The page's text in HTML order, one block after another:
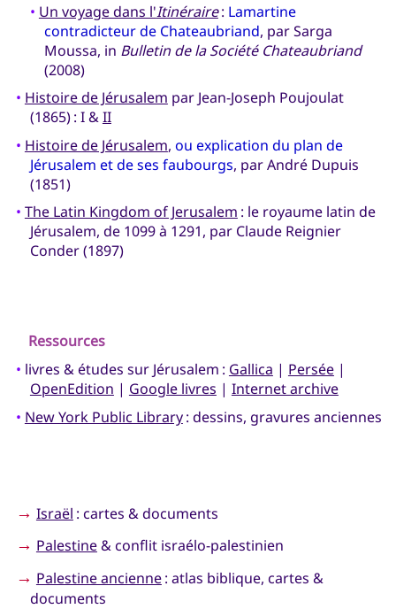
• Un voyage dans l'Itinéraire: Lamartine
contradicteur de Chateaubriand, par Sarga
Moussa, in Bulletin de la Société Chateaubriand
(2008)
• Histoire de Jérusalem par Jean-Joseph Poujoulat
(1865) : I &II
• Histoire de Jérusalem, ou explication du plan de
Jérusalem et de ses faubourgs, par André Dupuis
(1851)
• The Latin Kingdom of Jerusalem : le royaume latin de
Jérusalem, de 1099 à 1291, par Claude Reignier
Conder (1897)
Ressources
• livres & études sur Jérusalem : Gallica | Persée|
OpenEdition | Google livres | Internet archive
• New York Public Library: dessins, gravures anciennes
→ Israël : cartes & documents
→ Palestine& conflit israélo-palestinien
→ Palestine ancienne: atlas biblique, cartes &
documents